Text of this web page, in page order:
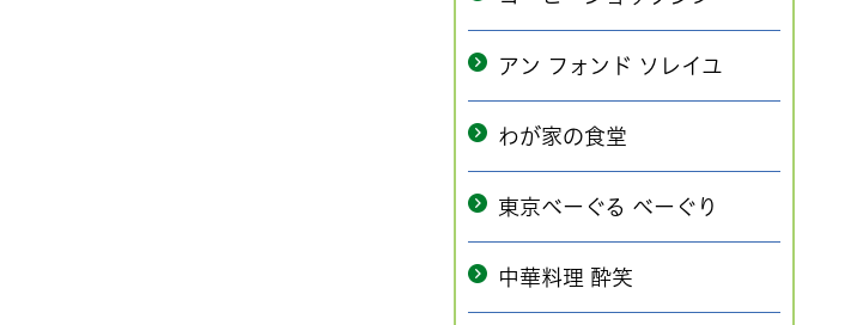
アン フォンド ソレイユ
わが家の食堂
東京べーぐる べーぐり
中華料理 酔笑